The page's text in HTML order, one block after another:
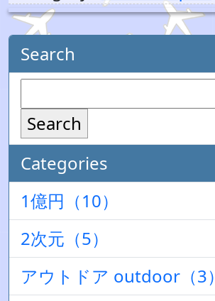
Search
Search
Categories
1億円（10）
2次元（5）
アウトドア outdoor（3）